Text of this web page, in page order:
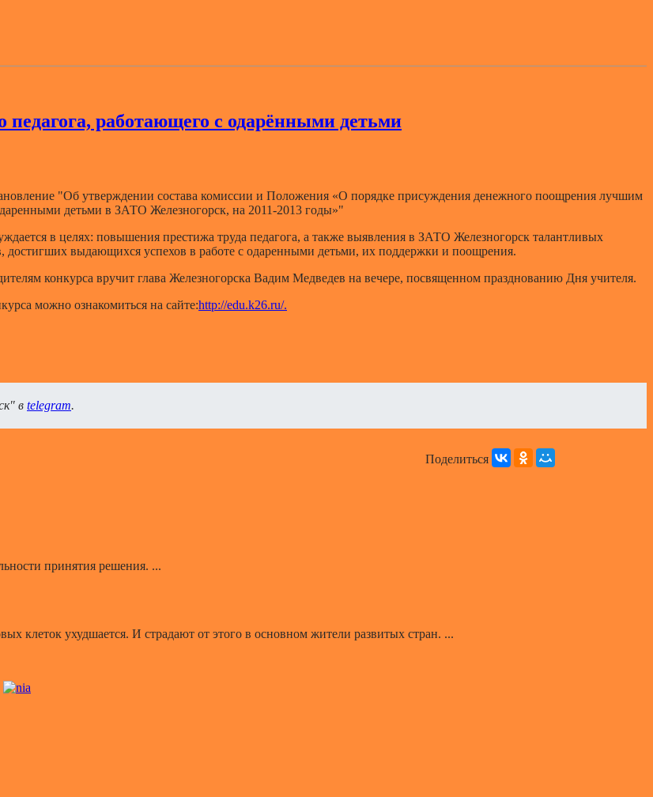
работающего с одарёнными детьми
"Об утверждении состава комиссии и Положения «О порядке присуждения денежного поощрения лучшим
детьми в ЗАТО Железногорск, на 2011-2013 годы»"
в целях: повышения престижа труда педагога, а также выявления в ЗАТО Железногорск талантливых
достигших выдающихся успехов в работе с одаренными детьми, их поддержки и поощрения.
конкурса вручит глава Железногорска Вадим Медведев на вечере, посвященном празднованию Дня учителя.
можно ознакомиться на сайте:http://edu.k26.ru/.
в telegram.
Поделиться
принятия решения. ...
клеток ухудшается. И страдают от этого в основном жители развитых стран. ...